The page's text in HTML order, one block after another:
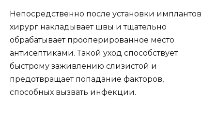
Непосредственно после установки имплантов
хирург накладывает швы и тщательно
обрабатывает прооперированное место
антисептиками. Такой уход способствует
быстрому заживлению слизистой и
предотвращает попадание факторов,
способных вызвать инфекции.